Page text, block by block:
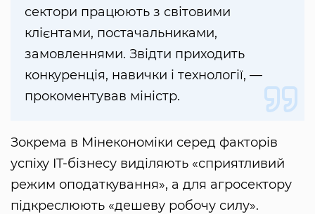
сектори працюють з світовими
клієнтами, постачальниками,
замовленнями. Звідти приходить
конкуренція, навички і технології, —
прокоментував міністр.
Зокрема в Мінекономіки серед факторів
успіху IT-бізнесу виділяють «сприятливий
режим оподаткування», а для агросектору
підкреслюють «дешеву робочу силу».